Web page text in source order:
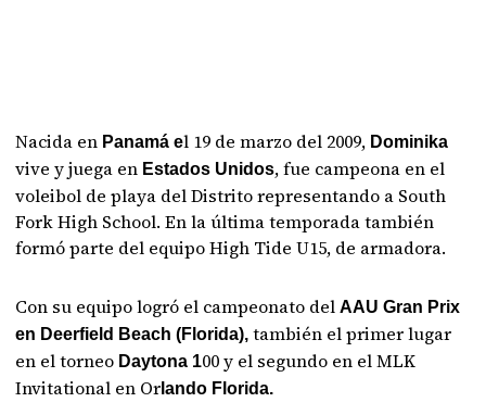
Nacida en Panamá el 19 de marzo del 2009, Dominika
vive y juega en Estados Unidos, fue campeona en el
voleibol de playa del Distrito representando a South
Fork High School. En la última temporada también
formó parte del equipo High Tide U15, de armadora.
Con su equipo logró el campeonato delAAU Gran Prix
en Deerfield Beach (Florida), también el primer lugar
en el torneo Daytona 100 y el segundo en el MLK
Invitational en Or lando Florida.